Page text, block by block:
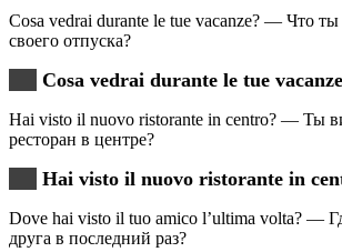
Cosa vedrai durante le tue vacanze? — Что
своего отпуска?
Cosa vedrai durante le tue vacanze
Hai visto il nuovo ristorante in centro? — Ты
ресторан в центре?
Hai visto il nuovo ristorante in
Dove hai visto il tuo amico l’ultima volta? —
друга в последний раз?